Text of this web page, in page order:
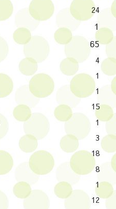
24
1
65
4
1
1
15
1
3
18
8
1
12